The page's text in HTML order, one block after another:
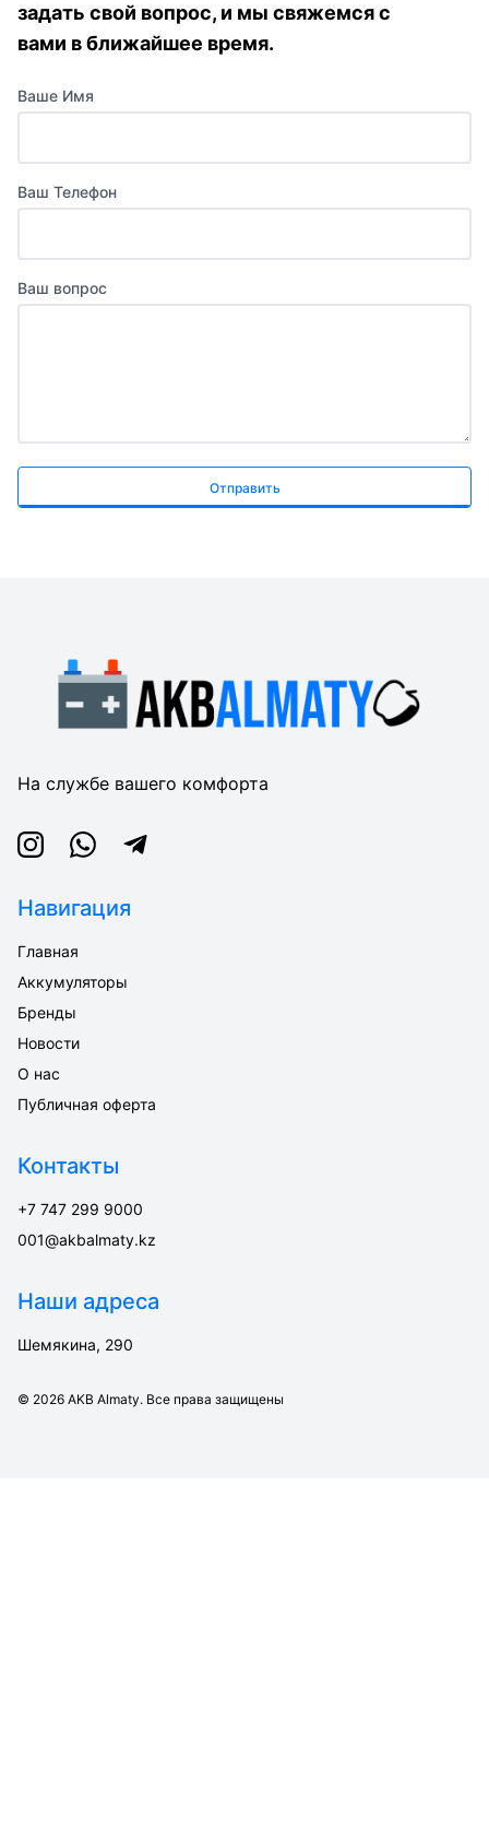
задать свой вопрос, и мы свяжемся с
вами в ближайшее время.
Ваше Имя
Ваш Телефон
Ваш вопрос
Отправить
На службе вашего комфорта
InstagramWhatsappTelegram
Навигация
Главная
Аккумуляторы
Бренды
Новости
О нас
Публичная оферта
Контакты
+7 747 299 9000
001@akbalmaty.kz
Наши адреса
Шемякина, 290
© 2026 AKB Almaty. Все права защищены